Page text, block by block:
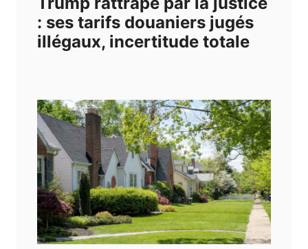
: ses tarifs douaniers jugés
illégaux, incertitude totale